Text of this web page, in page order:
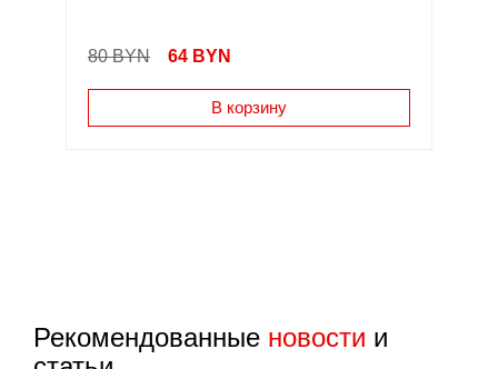
80 BYN 64 BYN
В корзину
Рекомендованные новости и